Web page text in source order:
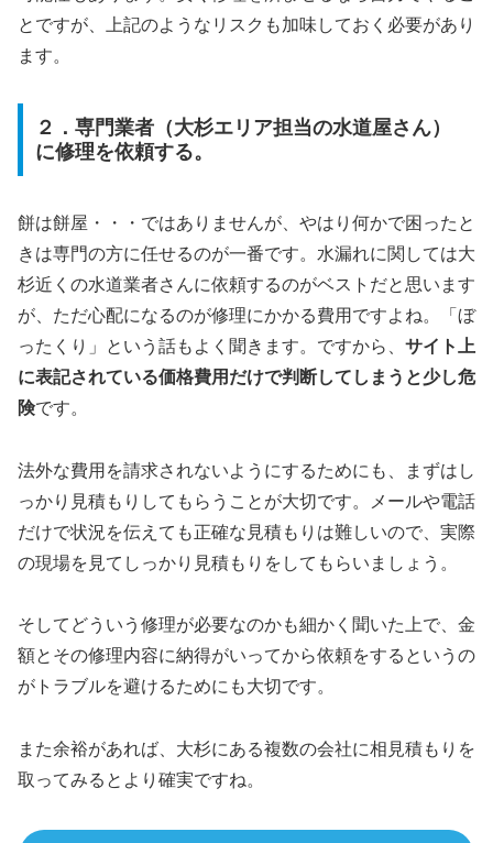
とですが、上記のようなリスクも加味しておく必要があり
ます。
２．専門業者（大杉エリア担当の水道屋さん）
に修理を依頼する。
餅は餅屋・・・ではありませんが、やはり何かで困ったと
きは専門の方に任せるのが一番です。水漏れに関しては大
杉近くの水道業者さんに依頼するのがベストだと思います
が、ただ心配になるのが修理にかかる費用ですよね。「ぼ
ったくり」という話もよく聞きます。ですから、 サイト上
に表記されている価格費用だけで判断してしまうと少し危
険です。
法外な費用を請求されないようにするためにも、まずはし
っかり見積もりしてもらうことが大切です。メールや電話
だけで状況を伝えても正確な見積もりは難しいので、実際
の現場を見てしっかり見積もりをしてもらいましょう。
そしてどういう修理が必要なのかも細かく聞いた上で、金
額とその修理内容に納得がいってから依頼をするというの
がトラブルを避けるためにも大切です。
また余裕があれば、大杉にある複数の会社に相見積もりを
取ってみるとより確実ですね。